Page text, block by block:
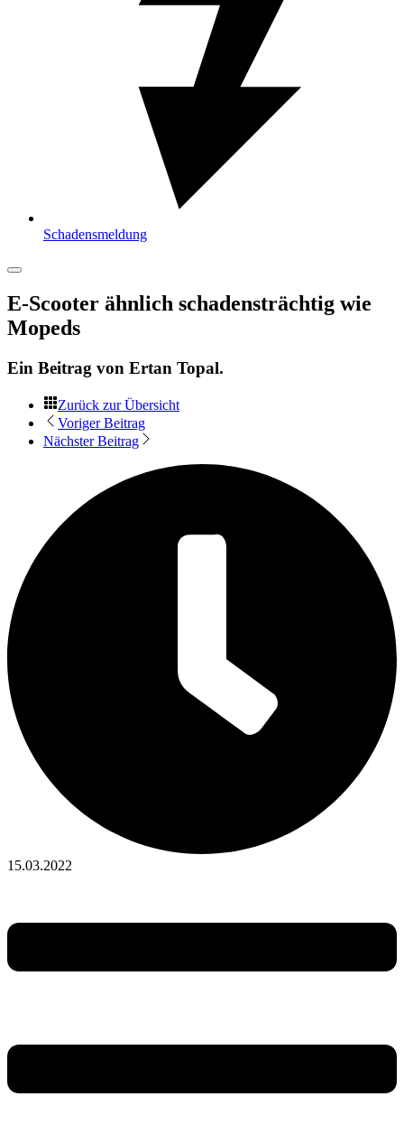
Schadensmeldung
E-Scooter ähnlich schadensträchtig wie
Mopeds
Ein Beitrag von Ertan Topal.
Zurück zur Übersicht
Voriger Beitrag
Nächster Beitrag
15.03.2022